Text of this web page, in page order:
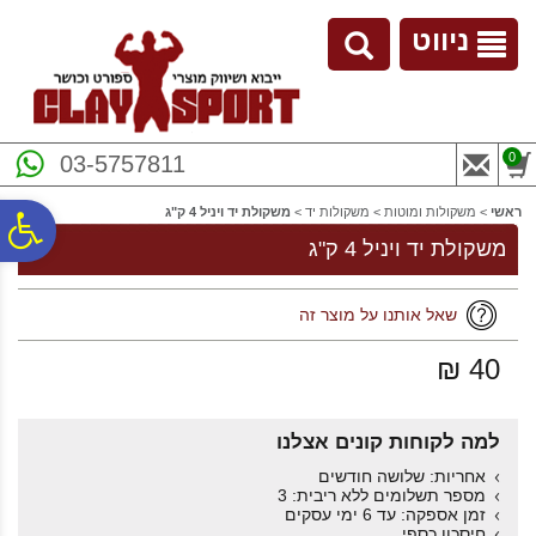
נגישות
ניווט
03-5757811 0
ראשי > משקולות ומוטות > משקולות יד > משקולת יד ויניל 4 ק"ג
משקולת יד ויניל 4 ק"ג
שאל אותנו על מוצר זה
40 ₪
למה לקוחות קונים אצלנו
אחריות: שלושה חודשים
מספר תשלומים ללא ריבית: 3
זמן אספקה: עד 6 ימי עסקים